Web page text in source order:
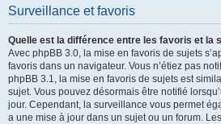
Surveillance et favoris
Quelle est la différence entre les favoris et la
Avec phpBB 3.0, la mise en favoris de sujets
favoris dans un navigateur. Vous n’étiez pas
phpBB 3.1, la mise en favoris de sujets est
sujet. Vous pouvez désormais être notifié
jour. Cependant, la surveillance vous permet
a une mise à jour dans un sujet ou un forum.